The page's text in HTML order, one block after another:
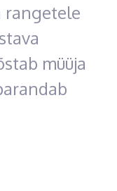
rangetele
müüja